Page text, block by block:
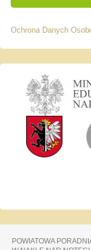
Ochrona Danych
POWIATOWA